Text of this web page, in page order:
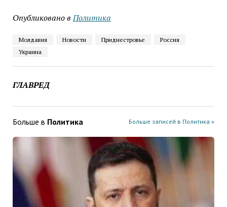
Опубликовано в Политика
Молдавия Новости Приднестровье
Россия
Украина
ГЛАВРЕД
Больше в Политика Больше записей в Политика »